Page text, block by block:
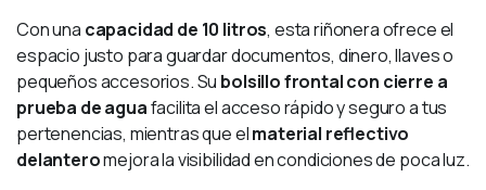
Con una capacidad de 10 litros, esta riñonera ofrece el
espacio justo para guardar documentos, dinero, llaves o
pequeños accesorios. Su bolsillo frontal con cierre a
prueba de aguafacilita el acceso rápido y seguro a tus
pertenencias, mientras que elmaterial reflectivo
delanteromejora la visibilidad en condiciones de poca luz.